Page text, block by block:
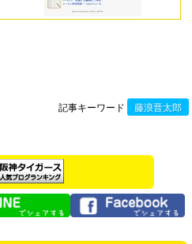
記事キーワード 藤浪晋太郎